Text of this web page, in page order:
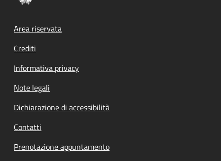
Footer menu
Area riservata
Crediti
Informativa privacy
Note legali
Dichiarazione di accessibilità
Contatti
Prenotazione appuntamento